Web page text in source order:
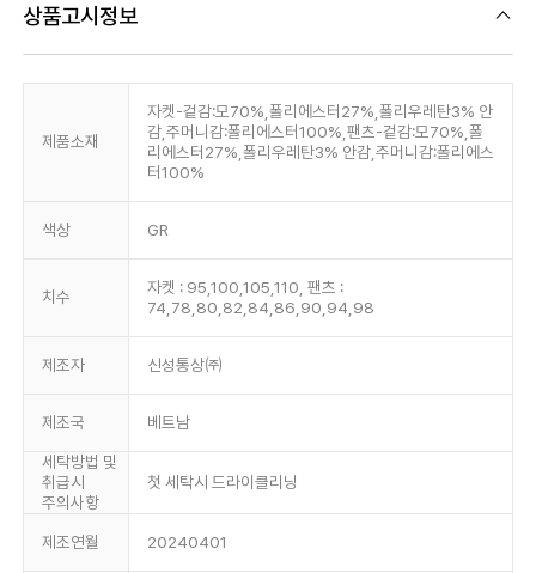
상품고시정보
제품소재
자켓-겉감:모70%,폴리에스터27%,폴리우레탄3% 안
감,주머니감:폴리에스터100%,팬츠-겉감:모70%,폴
리에스터27%,폴리우레탄3% 안감,주머니감:폴리에스
터100%
색상 GR
치수
자켓 : 95,100,105,110, 팬츠 :
74,78,80,82,84,86,90,94,98
제조자 신성통상㈜
제조국 베트남
세탁방법 및
취급시
주의사항
첫 세탁시 드라이클리닝
제조연월 20240401